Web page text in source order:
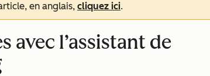
en anglais, cliquez ici.
avec l’assistant de